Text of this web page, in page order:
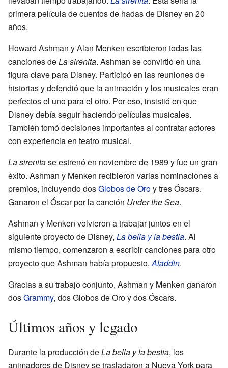
primera película de cuentos de hadas de Disney en 20
años.
Howard Ashman y Alan Menken escribieron todas las
canciones deLa sirenita. Ashman se convirtió en una
figura clave para Disney. Participó en las reuniones de
historias y defendió que la animación y los musicales eran
perfectos el uno para el otro. Por eso, insistió en que
Disney debía seguir haciendo películas musicales.
También tomó decisiones importantes al contratar actores
con experiencia en teatro musical.
La sirenitase estrenó en noviembre de 1989 y fue un gran
éxito. Ashman y Menken recibieron varias nominaciones a
premios, incluyendo dosGlobos de Oroy tres Óscars.
Ganaron el Óscar por la canción Under the Sea.
Ashman y Menken volvieron a trabajar juntos en el
siguiente proyecto de Disney, La bella y la bestia. Al
mismo tiempo, comenzaron a escribir canciones para otro
proyecto que Ashman había propuesto,Aladdin.
Gracias a su trabajo conjunto, Ashman y Menken ganaron
dosGrammy, dos Globos de Oro y dos Óscars.
Últimos años y legado
Durante la producción deLa bella y la bestia, los
animadores de Disney se trasladaron a Nueva York para